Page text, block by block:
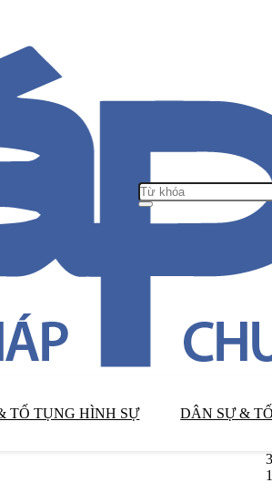
TỐ TỤNG HÌNH SỰ DÂN SỰ &